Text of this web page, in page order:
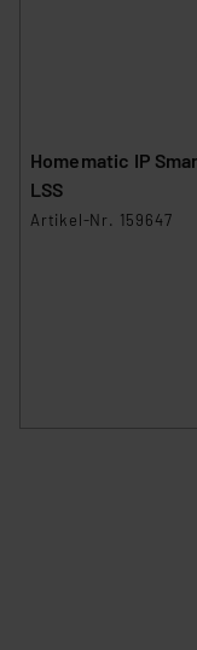
sich auf die
Europäischen
Beurteilung der
Impressum
Homematic IP
LSS
Artikel-Nr. 159647